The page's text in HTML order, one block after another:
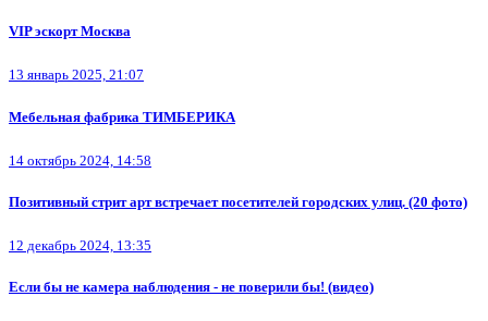
VIP эскорт Москва
13 январь 2025, 21:07
Мебельная фабрика ТИМБЕРИКА
14 октябрь 2024, 14:58
Позитивный стрит арт встречает посетителей городских улиц. (20 фото)
12 декабрь 2024, 13:35
Если бы не камера наблюдения - не поверили бы! (видео)